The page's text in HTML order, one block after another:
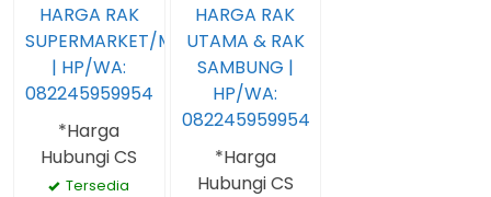
HARGA RAK
SUPERMARKET/MINIMARKET
| HP/WA:
082245959954
*Harga
Hubungi CS
Tersedia
HARGA RAK
UTAMA & RAK
SAMBUNG |
HP/WA:
082245959954
*Harga
Hubungi CS